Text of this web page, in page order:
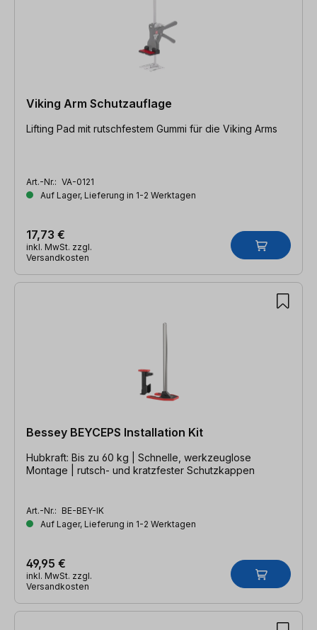
Viking Arm Schutzauflage
Lifting Pad mit rutschfestem Gummi für die Viking Arms
Art.-Nr.: VA-0121
Auf Lager, Lieferung in 1-2 Werktagen
17,73 €
inkl. MwSt. zzgl.
Versandkosten
Bessey BEYCEPS Installation Kit
Hubkraft: Bis zu 60 kg | Schnelle, werkzeuglose
Montage | rutsch- und kratzfester Schutzkappen
Art.-Nr.: BE-BEY-IK
Auf Lager, Lieferung in 1-2 Werktagen
49,95 €
inkl. MwSt. zzgl.
Versandkosten